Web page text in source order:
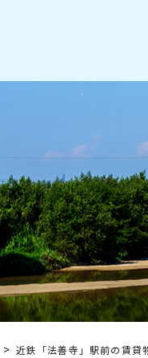
> 近鉄「法善寺」駅前の賃貸